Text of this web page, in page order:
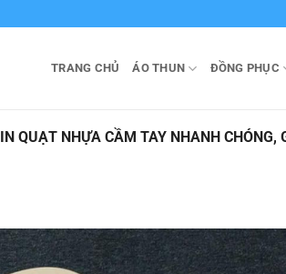
TRANG CHỦ ÁO THUN ĐỒNG PHỤC
IN QUẠT NHỰA CẦM TAY NHANH CHÓNG,